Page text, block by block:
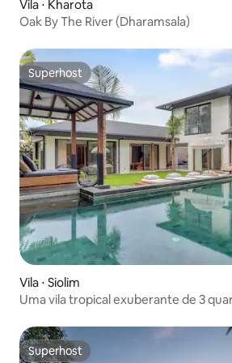
Vila ⋅ Kharota
Oak By The River (Dharamsala)
Superhost
Superhost
Vila ⋅ Siolim
Uma vila tropical exuberante de 3
Superhost
Superhost